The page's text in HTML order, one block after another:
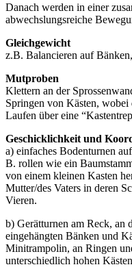
Danach werden in einer
abwechslungsreiche
Gleichgewicht
z.B. Balancieren auf
Mutproben
Klettern an der
Springen von Kästen,
Laufen über eine
Geschicklichkeit und
a) einfaches Bodenturnen
B. rollen wie ein
von einem kleinen Kasten
Mutter/des Vaters in deren
Vieren.
b) Gerätturnen am Reck, an
eingehängten Bänken und
Minitrampolin, an Ringen
unterschiedlich hohen